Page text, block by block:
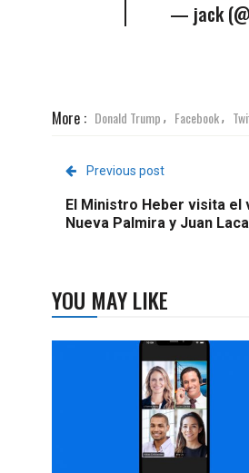
— jack
More : Donald Trump , Facebook,
Previous post
El Ministro Heber visita el
Nueva Palmira y Juan
YOU MAY LIKE